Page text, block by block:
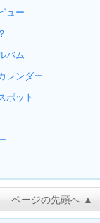
ュー
バム
レンダー
ポット
ページの先頭へ ▲